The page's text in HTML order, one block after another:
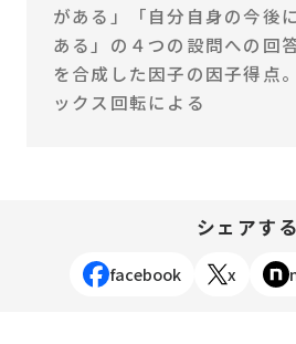
がある」「自分自身の今後
ある」の４つの設問への回
を合成した因子の因子得点
ックス回転による
シェアする
facebook x